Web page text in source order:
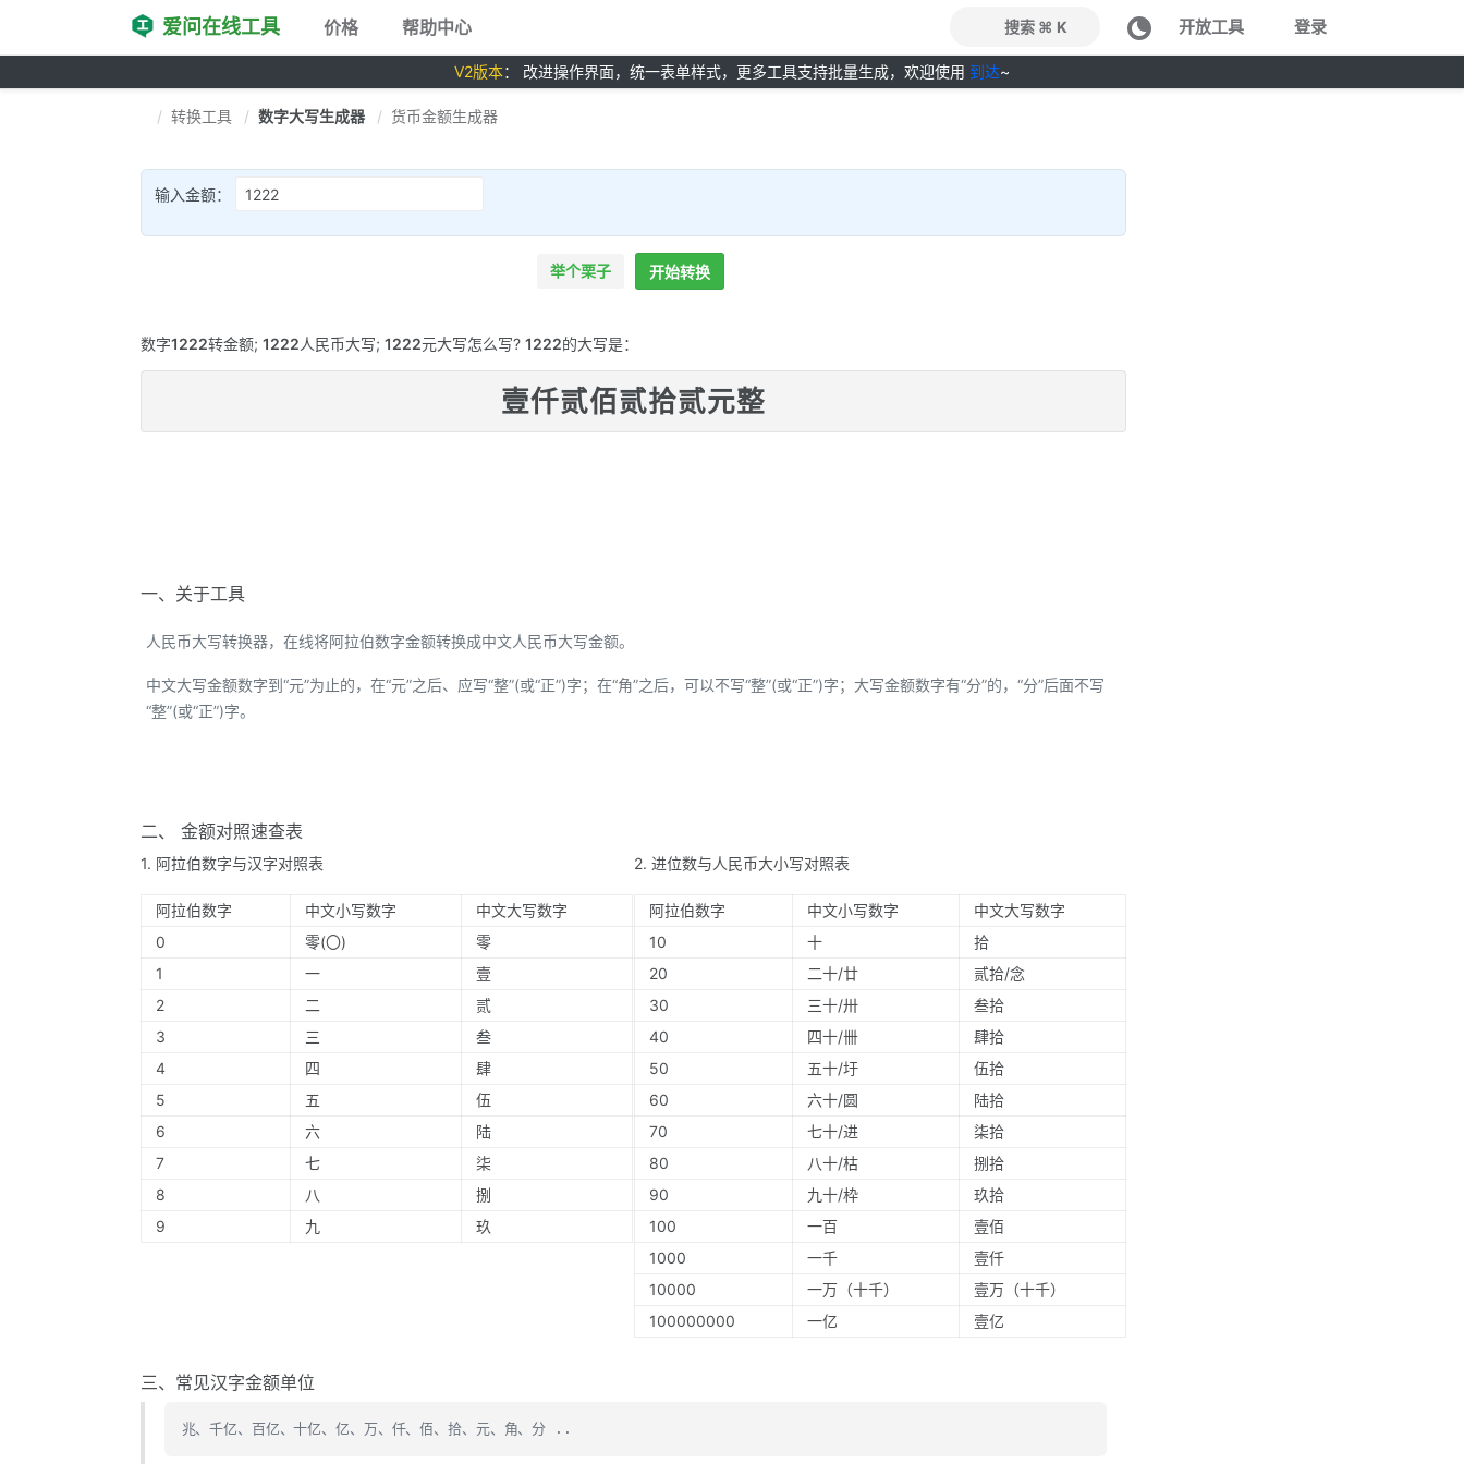
爱问在线工具 价格 帮助中心 搜索 ⌘ K 开放工具 登录
V2版本： 改进操作界面，统一表单样式，更多工具支持批量生成，欢迎使用 到达~
转换工具 数字大写生成器 货币金额生成器
输入金额：
举个栗子 开始转换
数字1222转金额; 1222人民币大写; 1222元大写怎么写? 1222的大写是：
壹仟贰佰贰拾贰元整
一、关于工具
人民币大写转换器，在线将阿拉伯数字金额转换成中文人民币大写金额。
中文大写金额数字到“元”为止的，在“元”之后、应写“整”(或“正”)字；在“角”之后，可以不写“整”(或“正”)字；大写金额数字有“分”的，“分”后面不写
“整”(或“正”)字。
二、 金额对照速查表
1. 阿拉伯数字与汉字对照表
阿拉伯数字 中文小写数字
中文大写数字
0
零(〇)
零
1
一
壹
2
二
贰
3
三
叁
4
四
肆
5
五
伍
6
六
陆
7
七
柒
8
八
捌
9
九 玖
2. 进位数与人民币大小写对照表
阿拉伯数字 中文小写数字
中文大写数字
10
十
拾
20
二十/廿
贰拾/念
30
三十/卅
叁拾
40
四十/卌
肆拾
50
五十/圩
伍拾
60
六十/圆
陆拾
70
七十/进
柒拾
80
八十/枯
捌拾
90
九十/枠
玖拾
100
一百
壹佰
1000
一千
壹仟
10000
一万（十千）
壹万（十千）
100000000
一亿 壹亿
三、常见汉字金额单位
兆、千亿、百亿、十亿、亿、万、仟、佰、拾、元、角、分 ..